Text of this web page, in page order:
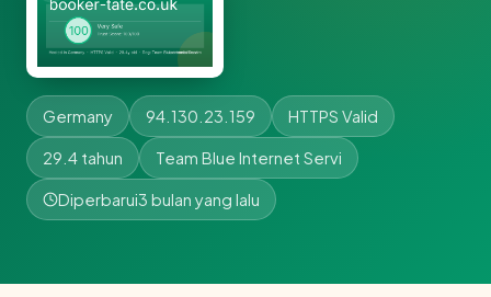
Germany 94.130.23.159 HTTPS Valid
29.4 tahun Team Blue Internet Servi
Diperbarui3 bulan yang lalu